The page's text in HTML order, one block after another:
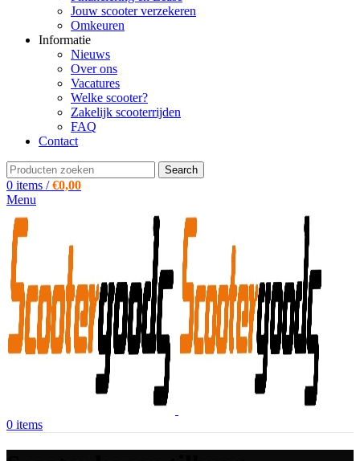
Jouw scooter verzekeren
Omkeuren
Informatie
Nieuws
Over ons
Vacatures
Welke scooter?
Zakelijk scooterrijden
FAQ
Contact
Search
0 items / €0,00
Menu
0 items